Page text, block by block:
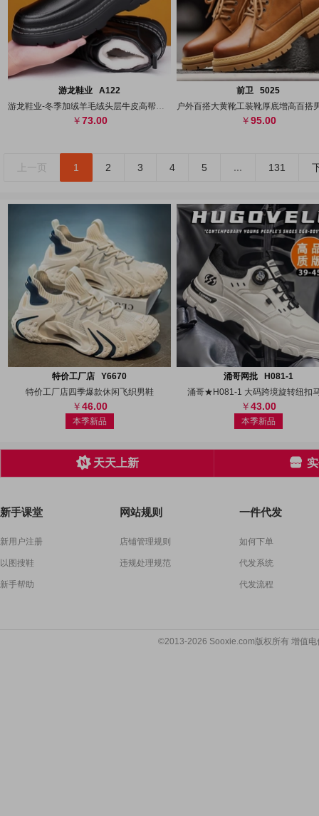
代发
游龙鞋业 A122
游龙鞋业-冬季加绒羊毛绒头层牛皮高帮棉鞋
73.00
代发
前卫 5025
95.00
上一页 1 2 3 4 5 ... 131
代发
特价工厂店 Y6670
特价工厂店四季爆款休闲飞织男鞋
46.00
本季新品
代发
涌哥网批 H081-1
涌哥★H081-1 大码跨境旋转纽扣
43.00
本季新品
天天上新
新手课堂
新用户注册
以图搜鞋
新手帮助
网站规则
店铺管理规则
违规处理规范
一件代发
如何下单
代发系统
代发流程
©2013-2026 Sooxie.com版权所有 增值